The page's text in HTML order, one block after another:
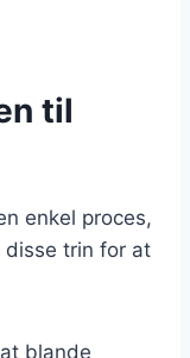
til
enkel proces,
disse trin for at
blande